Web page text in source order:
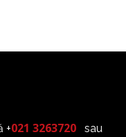
+021 3263720
sau